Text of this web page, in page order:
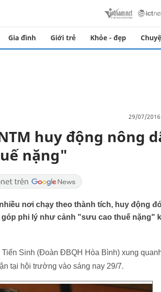
Gia đình Giới trẻ Khỏe - đẹp
29/07/
huy động nông
nặng"
nơi chạy theo thành tích, huy động
phi lý như cảnh "sưu cao thuế nặng"
Sinh (Đoàn ĐBQH Hòa Bình) xung
tại hội trường vào sáng nay 29/7.